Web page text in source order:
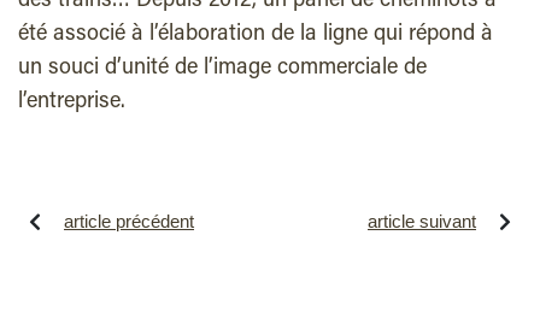
été associé à l’élaboration de la ligne qui répond à
un souci d’unité de l’image commerciale de
l’entreprise.
article précédent article suivant